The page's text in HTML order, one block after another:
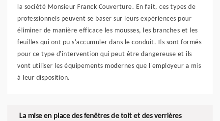
la société Monsieur Franck Couverture. En fait, ces types de
professionnels peuvent se baser sur leurs expériences pour
éliminer de manière efficace les mousses, les branches et les
feuilles qui ont pu s'accumuler dans le conduit. Ils sont formés
pour ce type d'intervention qui peut être dangereuse et ils
vont utiliser les équipements modernes que l'employeur a mis
à leur disposition.
La mise en place des fenêtres de toit et des verrières